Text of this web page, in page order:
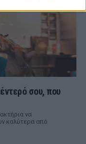
σου, που
να
καλύτερα από